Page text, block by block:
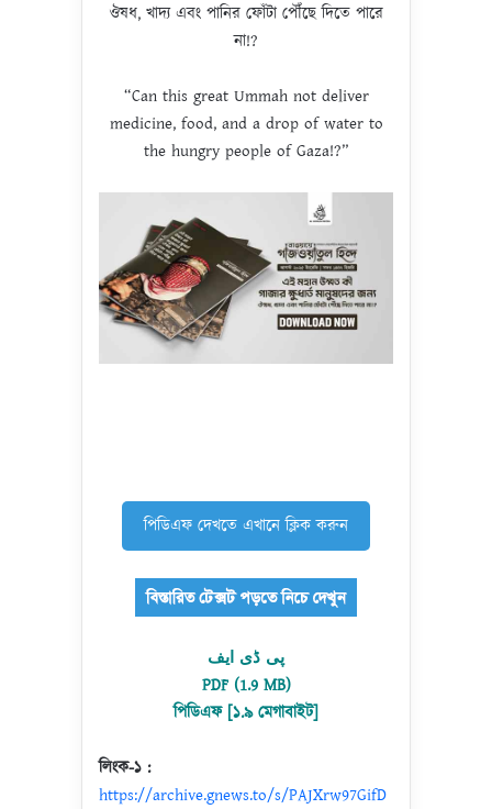
ঔষধ, খাদ্য এবং পানির ফোঁটা পৌঁছে দিতে পারে
না!?
“Can this great Ummah not deliver
medicine, food, and a drop of water to
the hungry people of Gaza!?”
পিডিএফ দেখতে এখানে ক্লিক করুন
پی ڈی ایف
PDF (1.9 MB)
পিডিএফ [১.৯ মেগাবাইট]
লিংক-১ :
https://archive.gnews.to/s/PAJXrw97GifD